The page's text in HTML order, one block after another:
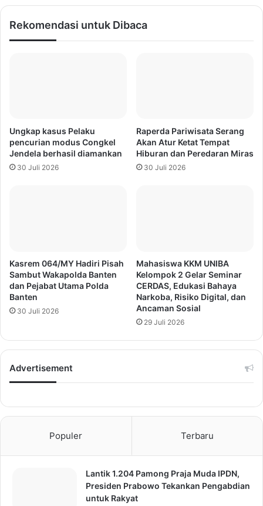
Rekomendasi untuk Dibaca
Ungkap kasus Pelaku
pencurian modus Congkel
Jendela berhasil diamankan
30 Juli 2026
Raperda Pariwisata Serang
Akan Atur Ketat Tempat
Hiburan dan Peredaran Miras
30 Juli 2026
Kasrem 064/MY Hadiri Pisah
Sambut Wakapolda Banten
dan Pejabat Utama Polda
Banten
30 Juli 2026
Mahasiswa KKM UNIBA
Kelompok 2 Gelar Seminar
CERDAS, Edukasi Bahaya
Narkoba, Risiko Digital, dan
Ancaman Sosial
29 Juli 2026
Advertisement
Populer Terbaru
Lantik 1.204 Pamong Praja Muda IPDN,
Presiden Prabowo Tekankan Pengabdian
untuk Rakyat